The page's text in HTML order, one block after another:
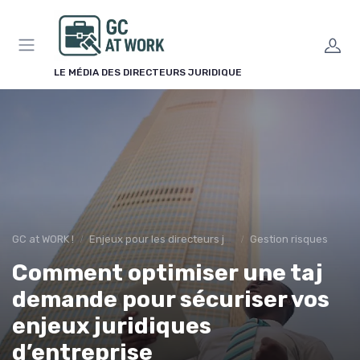
LE MÉDIA DES DIRECTEURS JURIDIQUE
GC at WORK ! Enjeux pour les directeurs juridiques Gestion risques
Comment optimiser une taj
demande pour sécuriser vos
enjeux juridiques
d’entreprise